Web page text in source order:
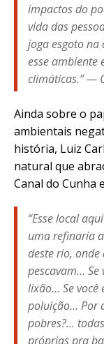
impactos do
vida das
joga esgoto
esse ambiente
climáticas.” —
Ainda sobre o
ambientais
história, Luiz
natural que
Canal do Cunha
“Esse local
uma refinaria
deste rio, onde
pescavam…
lixão… Se você
poluição… Por
pobres?…
próprias pra